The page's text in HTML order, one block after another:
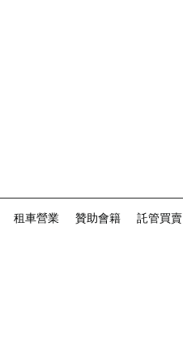
租車營業 贊助會籍 託管買賣